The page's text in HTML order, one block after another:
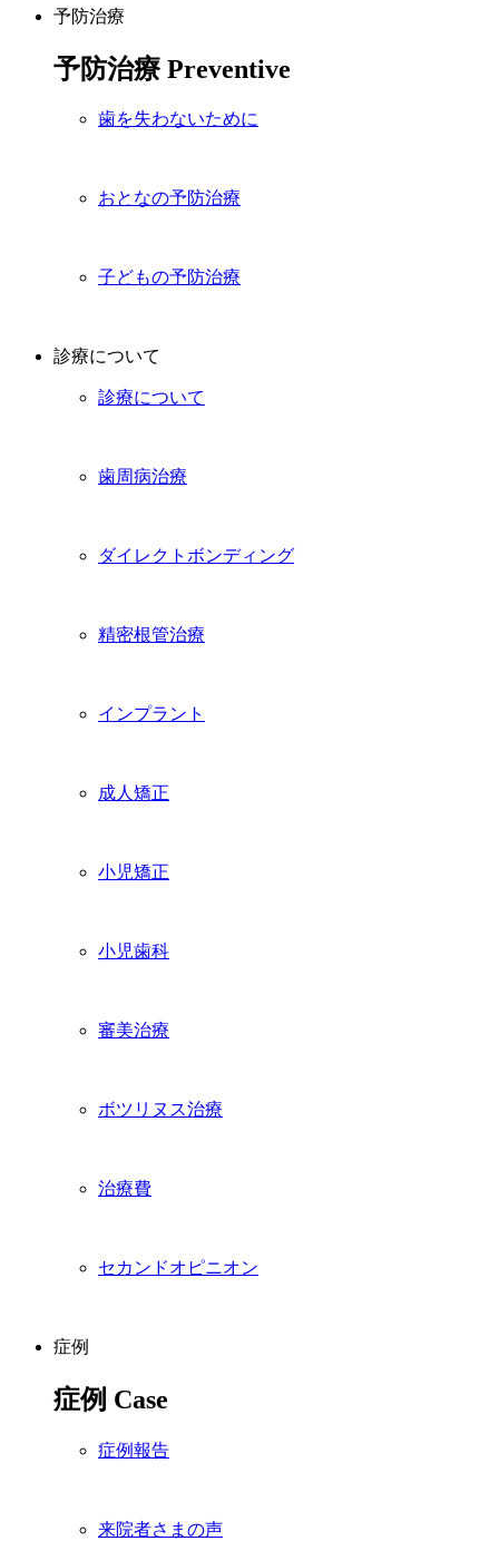
予防治療
予防治療 Preventive
歯を失わないために
おとなの予防治療
子どもの予防治療
診療について
診療について
歯周病治療
ダイレクトボンディング
精密根管治療
インプラント
成人矯正
小児矯正
小児歯科
審美治療
ボツリヌス治療
治療費
セカンドオピニオン
症例
症例 Case
症例報告
来院者さまの声